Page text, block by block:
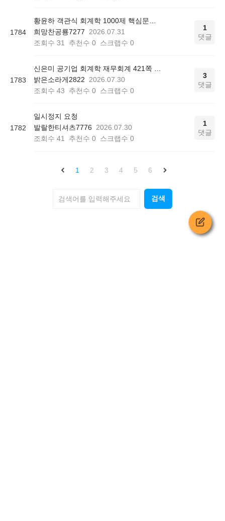
1784
황윤하 객관식 회계학 1000제 핵심문제 리스트 질문
희망찬공룡7277 2026.07.31
조회수 31 추천수 0 스크랩수 0
1
댓글
1783
신은미 공기업 회계학 재무회계 421쪽 12번
밝은소라게2822 2026.07.30
조회수 43 추천수 0 스크랩수 0
3
댓글
1782
일시정지 요청
발랄한티셔츠7776 2026.07.30
조회수 41 추천수 0 스크랩수 0
1
댓글
1 2 3 4 5 6
검색